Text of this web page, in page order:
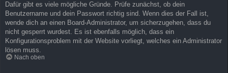
Dafür gibt es viele mögliche Gründe. Prüfe zunächst, ob dein
Benutzername und dein Passwort richtig sind. Wenn dies der Fall ist,
wende dich an einen Board-Administrator, um sicherzugehen, dass du
nicht gesperrt wurdest. Es ist ebenfalls möglich, dass ein
Konfigurationsproblem mit der Website vorliegt, welches ein Administrator
lösen muss.
Nach oben